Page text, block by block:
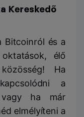
Kereskedő
Bitcoinról és a
élő
Ha
a
vagy ha már
elmélyíteni a